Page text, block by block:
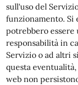
sull'uso del
funzionamento.
potrebbero
responsabilità in
Servizio o ad altri
questa
web non